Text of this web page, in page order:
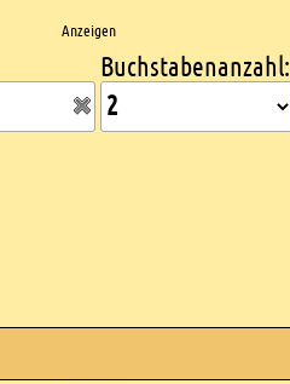
Anzeigen
Buchstabenanzahl: